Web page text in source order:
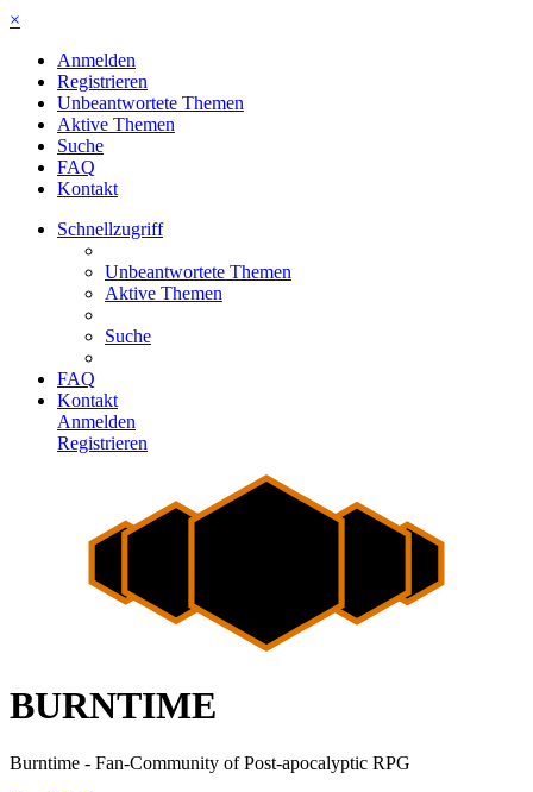
×
Anmelden
Registrieren
Unbeantwortete Themen
Aktive Themen
Suche
FAQ
Kontakt
Schnellzugriff
Unbeantwortete Themen
Aktive Themen
Suche
FAQ
Kontakt
Anmelden
Registrieren
BURNTIME
Burntime - Fan-Community of Post-apocalyptic RPG